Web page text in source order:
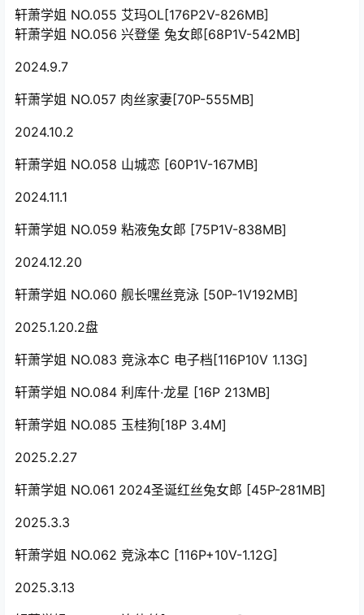
轩萧学姐 NO.055 艾玛OL[176P2V-826MB]
轩萧学姐 NO.056 兴登堡 兔女郎[68P1V-542MB]
2024.9.7
轩萧学姐 NO.057 肉丝家妻[70P-555MB]
2024.10.2
轩萧学姐 NO.058 山城恋 [60P1V-167MB]
2024.11.1
轩萧学姐 NO.059 粘液兔女郎 [75P1V-838MB]
2024.12.20
轩萧学姐 NO.060 舰长嘿丝竞泳 [50P-1V192MB]
2025.1.20.2盘
轩萧学姐 NO.083 竞泳本C 电子档[116P10V 1.13G]
轩萧学姐 NO.084 利库什·龙星 [16P 213MB]
轩萧学姐 NO.085 玉桂狗[18P 3.4M]
2025.2.27
轩萧学姐 NO.061 2024圣诞红丝兔女郎 [45P-281MB]
2025.3.3
轩萧学姐 NO.062 竞泳本C [116P+10V-1.12G]
2025.3.13